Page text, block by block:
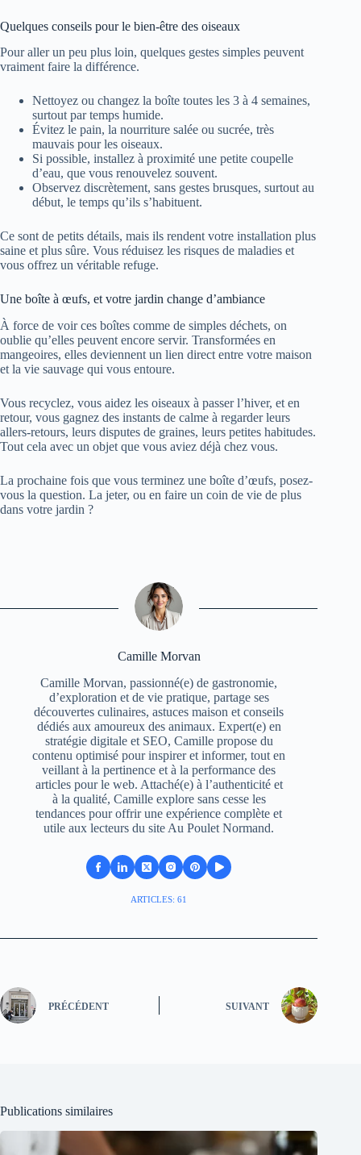
Quelques conseils pour le bien-être des oiseaux
Pour aller un peu plus loin, quelques gestes simples peuvent
vraiment faire la différence.
Nettoyez ou changez la boîte toutes les 3 à 4 semaines,
surtout par temps humide.
Évitez le pain, la nourriture salée ou sucrée, très
mauvais pour les oiseaux.
Si possible, installez à proximité une petite coupelle
d’eau, que vous renouvelez souvent.
Observez discrètement, sans gestes brusques, surtout au
début, le temps qu’ils s’habituent.
Ce sont de petits détails, mais ils rendent votre installation plus
saine et plus sûre. Vous réduisez les risques de maladies et
vous offrez un véritable refuge.
Une boîte à œufs, et votre jardin change d’ambiance
À force de voir ces boîtes comme de simples déchets, on
oublie qu’elles peuvent encore servir. Transformées en
mangeoires, elles deviennent un lien direct entre votre maison
et la vie sauvage qui vous entoure.
Vous recyclez, vous aidez les oiseaux à passer l’hiver, et en
retour, vous gagnez des instants de calme à regarder leurs
allers-retours, leurs disputes de graines, leurs petites habitudes.
Tout cela avec un objet que vous aviez déjà chez vous.
La prochaine fois que vous terminez une boîte d’œufs, posez-
vous la question. La jeter, ou en faire un coin de vie de plus
dans votre jardin ?
Camille Morvan
Camille Morvan, passionné(e) de gastronomie,
d’exploration et de vie pratique, partage ses
découvertes culinaires, astuces maison et conseils
dédiés aux amoureux des animaux. Expert(e) en
stratégie digitale et SEO, Camille propose du
contenu optimisé pour inspirer et informer, tout en
veillant à la pertinence et à la performance des
articles pour le web. Attaché(e) à l’authenticité et
à la qualité, Camille explore sans cesse les
tendances pour offrir une expérience complète et
utile aux lecteurs du site Au Poulet Normand.
ARTICLES: 61
PRÉCÉDENT SUIVANT
Publications similaires